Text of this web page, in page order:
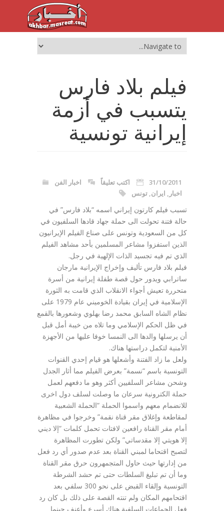
فيلم بلاد فارس
يتسبب في أزمة
إيرانية تونسية
31/10/2011 اكتب تعليقاً
اخبار الفن
اخبار , ايران, تونس
تسبب فيلم كارتون إيراني اسمه “بلاد فارس” في
حالة فتنة تحولت الى حملة جهاد قادها السلفيون في
كل من السعودية وتونس على صناع الفيلم الإيرانيون
الذين استفزوا مشاعر المسلمين بأحد مشاهد الفيلم
الذي تم فيه تجسيد الذات الإلهية في رجل.
فيلم بلاد فارس تأليف وإخراج الإيرانية مارجان
ساترابي ويدور حول قصة طفلة إيرانية من أسرة
متحررة تعيش أجواء الانقلاب الذي قامت به الثورة
الإسلامية في إيران بقيادة الخوميني عام 1979 على
نظام الشاه السابق محمد رضا بهلوي وشعورها بالقمع
في ظل الحكم الإسلامي وما تلاه من خيبة أمل قبل
أن يرسلها والدها الى النمسا خوفا عليها من الأجهزة
الأمنية لتكمل دراستها هناك.
ولعل ما زاد الفتنة وأشعلها هو قيام إحدي القنوات
التونسية باسم “نسمة” بعرض الفيلم مما أثار الجدل
وشحن مشاعر السلفيين أكثر وهو ما دفعهم لعمل
حملة الكترونية سرعان ما وصلت لسلف دول اخرى
للانضمام معهم واسموا الحملة “الحملة الشعبية
لمقاطعة وإغلاق مقر قناة نقمة” وخرجوا في مظاهرة
أمام مقر القناة رافعين لافتات تحمل كلمات “إلا ديني
إلا هويتي إلا مقدساتي” ولكن تطورت المظاهرة
لتصبح اقتحاما لمبني القناة بعد عدم صدور أي رد فعل
من إدارتها حيث حاول المتجمهرون حرق مقر القناة
وما أن تم تبليغ السلطات حتى تم حشد الشرطة
التونسية وإلقاء القبض على نحو 300 سلفي بعد
اقتحامهم المكان ولم تنته القصة على ذلك بل كان رد
فعل الجماعات السلفية هناك أسرع وأعنف حينما